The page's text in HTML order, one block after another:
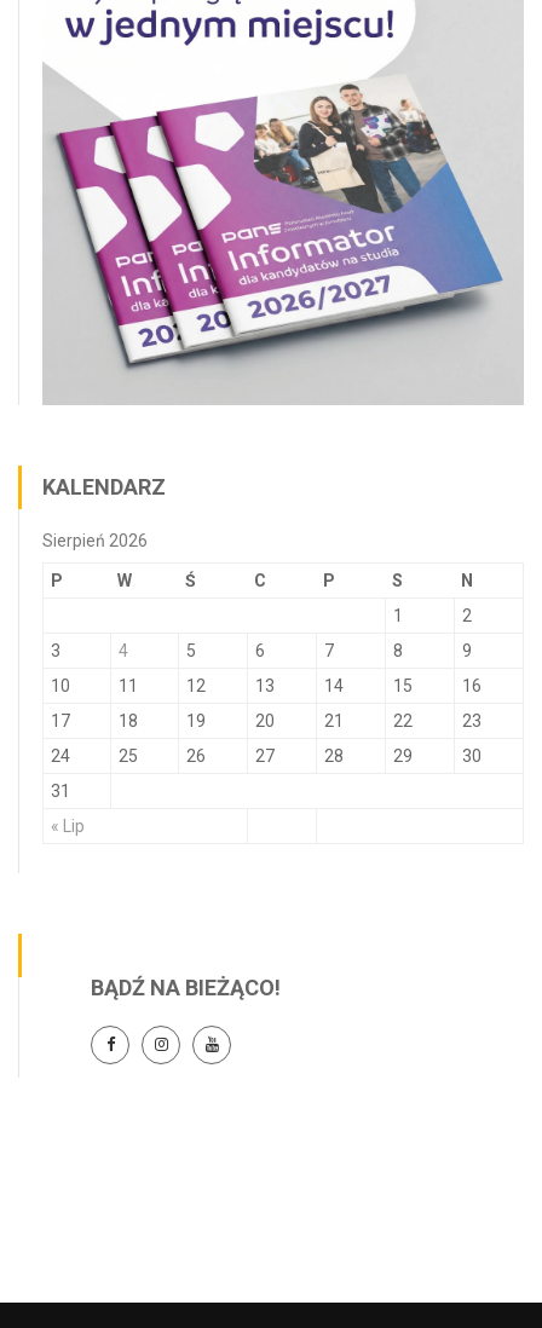
KALENDARZ
Sierpień 2026
P W Ś C P S N
« Lip
1
2
3
4 5 6 7 8
9
10
11 12 13 14 15
16
17
18 19 20 21 22
23
24
25 26 27 28 29
30
31
BĄDŹ NA BIEŻĄCO!